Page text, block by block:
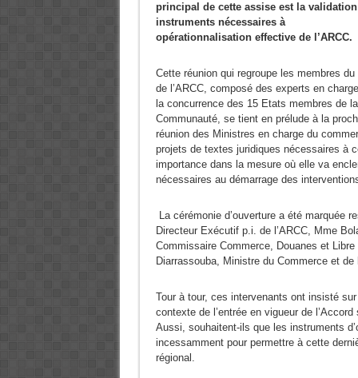
principal de cette assise est la
instruments nécessaires à
opérationnalisation effective de l’ARCC.
Cette réunion qui regroupe les membres du
de l’ARCC, composé des experts en
la concurrence des 15 Etats membres de la
Communauté, se tient en prélude à la
réunion des Ministres en charge du
projets de textes juridiques nécessaires à
importance dans la mesure où elle va
nécessaires au démarrage des
La cérémonie d’ouverture a été marquée
Directeur Exécutif p.i. de l’ARCC, Mme
Commissaire Commerce, Douanes et
Diarrassouba, Ministre du Commerce et de
Tour à tour, ces intervenants ont insisté
contexte de l’entrée en vigueur de
Aussi, souhaitent-ils que les instruments
incessamment pour permettre à cette
régional.